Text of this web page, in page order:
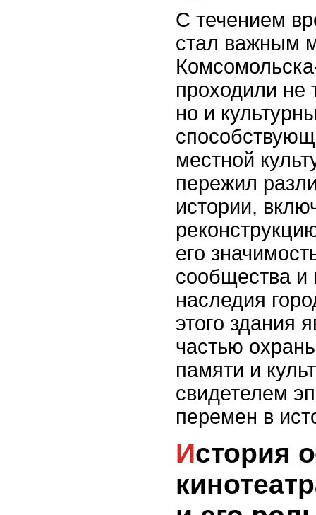
С течением
стал важным
проходили не
но и
местной
пережил
истории,
его
сообщества и
наследия
этого здания
частью
памяти и
свидетелем
перемен в
История основания